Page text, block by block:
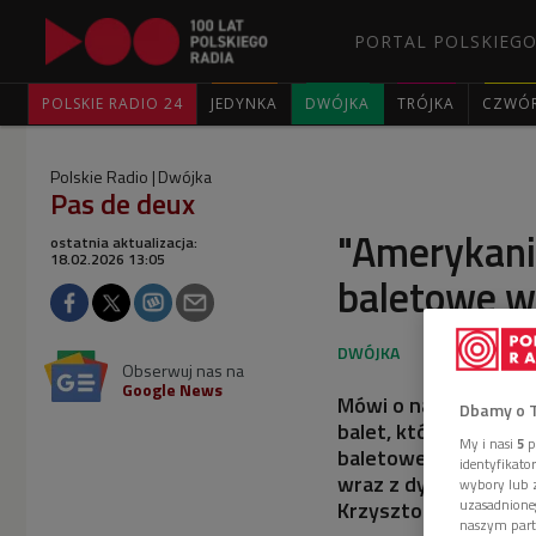
PORTAL
POLSKIE RADIO 24 JEDYNKA DWÓJKA TRÓJKA
Polskie Radio Dwójka
Pas de deux
baletowe
ostatnia aktualizacja:
18.02.2026 13:05
Obserwuj nas na
Google News
Mówi o
balet, który widzom
baletowej można
wraz z dyrektorem
Krzysztof Pastor,
Dbamy o
My i nasi 5
wybory lub
naszym